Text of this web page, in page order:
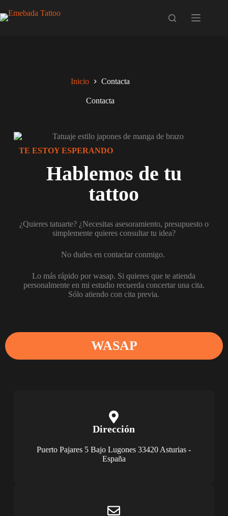
Inicio Contacta
Contacta
TE ESTOY ESPERANDO
Hablemos de tu
tattoo
¿Quieres tatuarte? ¿Necesitas asesoramiento, presupuesto o
simplemente quieres consultar tu idea?
No dudes en contactar conmigo.
Lo más rápido por wasap. Si quieres que te atienda
personalmente en mi estudio recuerda concertar una cita.
Sólo atiendo con cita previa.
WASAP
Dirección
Puerto Pajares 5 Bajo Lugones 33420 Asturias -
España